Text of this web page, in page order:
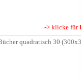
-> klicke für
quadratisch 30